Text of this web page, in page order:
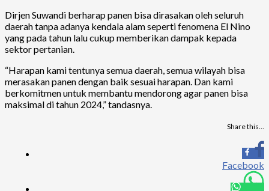
Dirjen Suwandi berharap panen bisa dirasakan oleh seluruh
daerah tanpa adanya kendala alam seperti fenomena El Nino
yang pada tahun lalu cukup memberikan dampak kepada
sektor pertanian.
“Harapan kami tentunya semua daerah, semua wilayah bisa
merasakan panen dengan baik sesuai harapan. Dan kami
berkomitmen untuk membantu mendorong agar panen bisa
maksimal di tahun 2024,” tandasnya.
Share this…
Facebook